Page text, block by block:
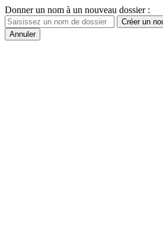
Donner un nom à un nouveau dossier :
Créer un
Annuler